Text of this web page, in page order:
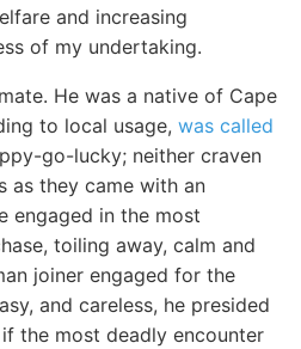
and increasing
of my undertaking.
mate. He was a native of Cape
to local usage, was called
go-lucky; neither craven
as they came with an
engaged in the most
toiling away, calm and
joiner engaged for the
and careless, he presided
the most deadly encounter